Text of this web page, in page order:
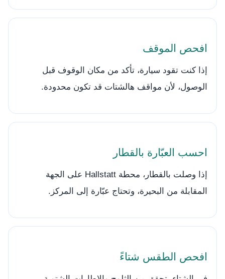
افحص الموقف
إذا كنت تقود سيارة، تأكد من مكان الوقوف قبل
الوصول، لأن مواقف هالشتات قد تكون محدودة.
احسب العبّارة بالقطار
إذا وصلت بالقطار، محطة Hallstatt على الجهة
المقابلة من البحيرة، وتحتاج عبّارة إلى المركز.
افحص الطقس شتاءً